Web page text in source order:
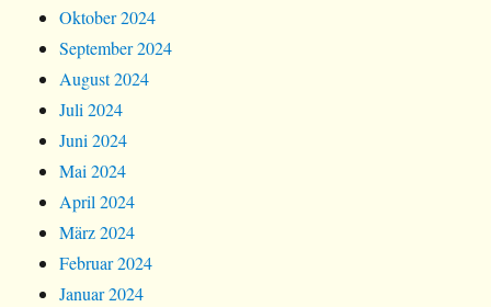
Oktober 2024
September 2024
August 2024
Juli 2024
Juni 2024
Mai 2024
April 2024
März 2024
Februar 2024
Januar 2024